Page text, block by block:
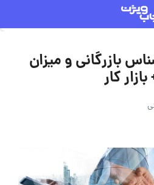
بازرگانی و میزان
کار